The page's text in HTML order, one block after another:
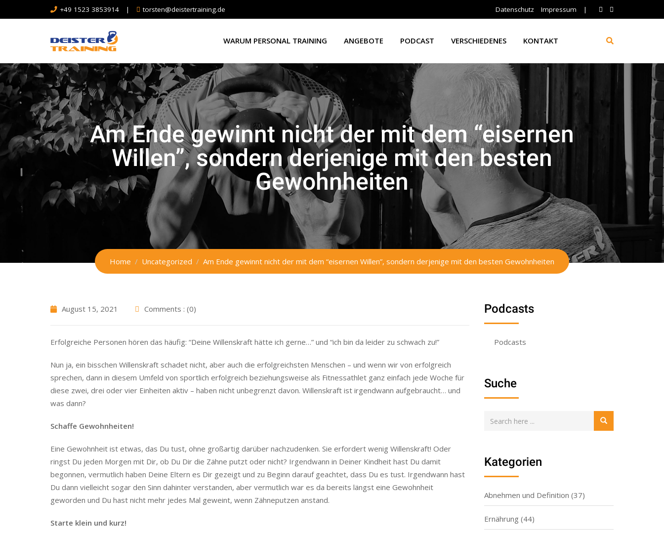
+49 1523 3853914 | torsten@deistertraining.de Datenschutz Impressum |
WARUM PERSONAL TRAINING ANGEBOTE PODCAST VERSCHIEDENES KONTAKT
Am Ende gewinnt nicht der mit dem “eisernen
Willen”, sondern derjenige mit den besten
Gewohnheiten
Home Uncategorized Am Ende gewinnt nicht der mit dem “eisernen Willen”, sondern derjenige mit den besten Gewohnheiten
August 15, 2021 Comments : (0)
Erfolgreiche Personen hören das häufig: “Deine Willenskraft hätte ich gerne…” und “ich bin da leider zu schwach zu!”
Nun ja, ein bisschen Willenskraft schadet nicht, aber auch die erfolgreichsten Menschen – und wenn wir von erfolgreich
sprechen, dann in diesem Umfeld von sportlich erfolgreich beziehungsweise als Fitnessathlet ganz einfach jede Woche für
diese zwei, drei oder vier Einheiten aktiv – haben nicht unbegrenzt davon. Willenskraft ist irgendwann aufgebraucht… und
was dann?
Schaffe Gewohnheiten!
Eine Gewohnheit ist etwas, das Du tust, ohne großartig darüber nachzudenken. Sie erfordert wenig Willenskraft! Oder
ringst Du jeden Morgen mit Dir, ob Du Dir die Zähne putzt oder nicht? Irgendwann in Deiner Kindheit hast Du damit
begonnen, vermutlich haben Deine Eltern es Dir gezeigt und zu Beginn darauf geachtet, dass Du es tust. Irgendwann hast
Du dann vielleicht sogar den Sinn dahinter verstanden, aber vermutlich war es da bereits längst eine Gewohnheit
geworden und Du hast nicht mehr jedes Mal geweint, wenn Zähneputzen anstand.
Starte klein und kurz!
Podcasts
Podcasts
Suche
Kategorien
Abnehmen und Definition (37)
Ernährung (44)